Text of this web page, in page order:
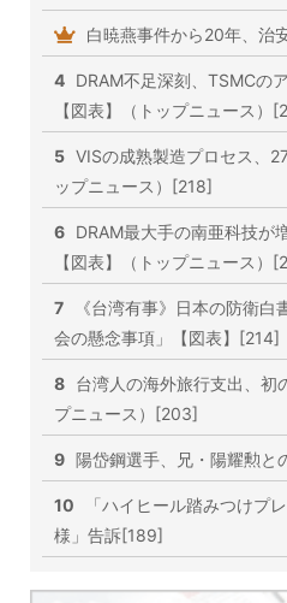
白暁燕事件から20年、治
4 DRAM不足深刻、TSMCの
【図表】（トップニュース）
5 VISの成熟製造プロセス、
ップニュース）[218]
6 DRAM最大手の南亜科技
【図表】（トップニュース）
7
《台湾有事》日本の防衛白
会の懸念事項」【図表】[214]
8 台湾人の海外旅行支出、初
プニュース）[203]
9 陽岱鋼選手、兄・陽耀勲と
10
「ハイヒール踏みつけプ
様」告訴[189]